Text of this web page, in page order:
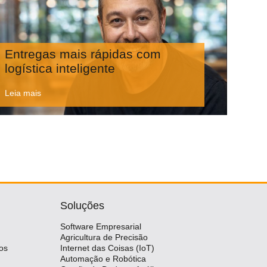
Entregas mais rápidas com
logística inteligente
Leia mais
Soluções
Software Empresarial
Agricultura de Precisão
Internet das Coisas (IoT)
Automação e Robótica